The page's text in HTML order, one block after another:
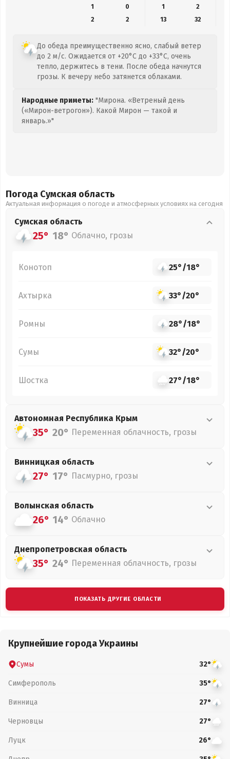
1
0 1
2
2
2 13 32
До обеда преимущественно ясно, слабый ветер
до 2 м/с. Ожидается от +20°C до +33°C, очень
тепло, держитесь в тени. После обеда начнутся
грозы. К вечеру небо затянется облаками.
Народные приметы: "Мирона. «Ветреный день
(«Мирон-ветрогон»). Какой Мирон — такой и
январь.»"
Погода Сумская область
Актуальная информация о погоде и атмосферных условиях на сегодня
Сумская область
25° 18° Облачно, грозы
Конотоп 25°/18°
Ахтырка 33°/20°
Ромны 28°/18°
Сумы 32°/20°
Шостка 27°/18°
Автономная Республика Крым
35° 20° Переменная облачность, грозы
Винницкая область
27° 17° Пасмурно, грозы
Волынская область
26° 14° Облачно
Днепропетровская область
35° 24° Переменная облачность, грозы
ПОКАЗАТЬ ДРУГИЕ ОБЛАСТИ
Крупнейшие города Украины
Сумы 32°
Симферополь 35°
Винница 27°
Черновцы 27°
Луцк 26°